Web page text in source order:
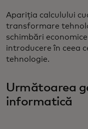
Apariția calculului
transformare
schimbări
introducere în ceea
tehnologie.
Următoarea
informatică